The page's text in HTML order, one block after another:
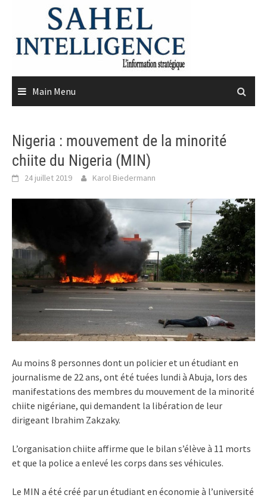
content
Main Menu
Nigeria : mouvement de la minorité
chiite du Nigeria (MIN)
24 juillet 2019 Karol Biedermann
Au moins 8 personnes dont un policier et un étudiant en
journalisme de 22 ans, ont été tuées lundi à Abuja, lors des
manifestations des membres du mouvement de la minorité
chiite nigériane, qui demandent la libération de leur
dirigeant Ibrahim Zakzaky.
L’organisation chiite affirme que le bilan s’élève à 11 morts
et que la police a enlevé les corps dans ses véhicules.
Le MIN a été créé par un étudiant en économie à l’université